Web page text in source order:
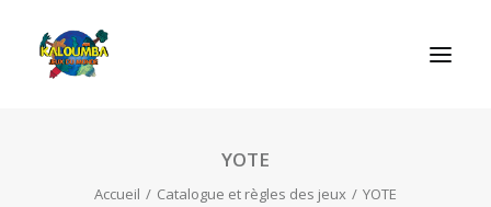
L’ASSOCIATION
YOTE
Accueil Catalogue et règles des jeux YOTE